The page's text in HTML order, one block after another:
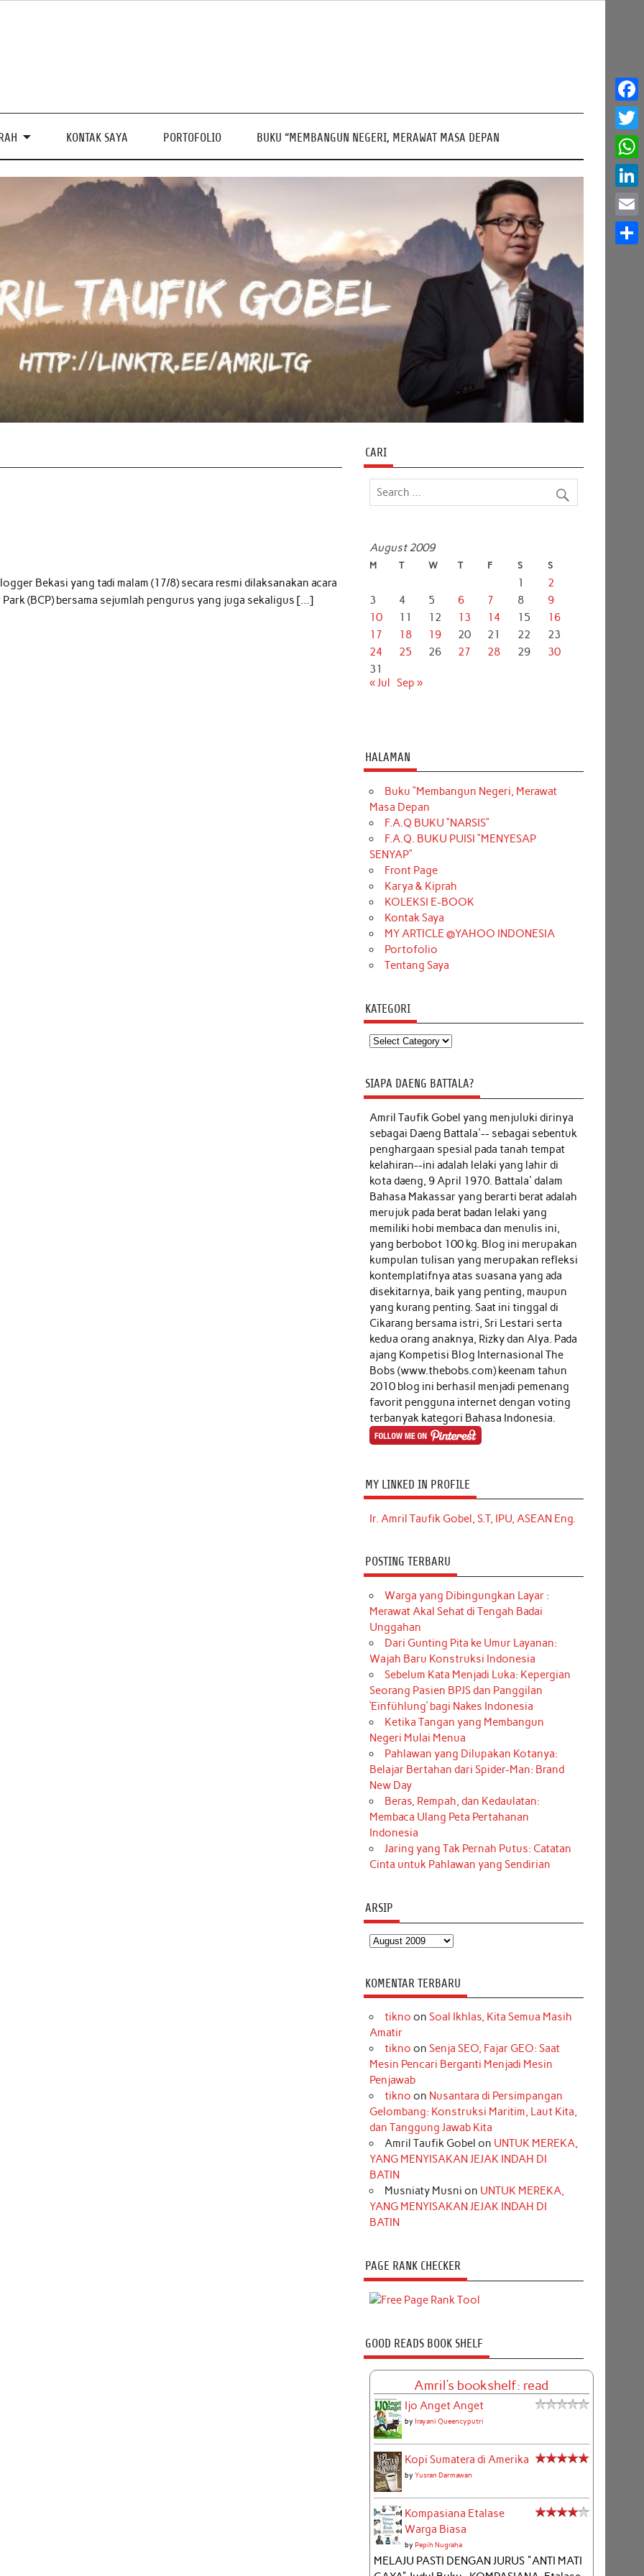
KONTAK SAYA PORTOFOLIO BUKU “MEMBANGUN NEGERI, MERAWAT MASA DEPAN
Bekasi yang tadi malam (17/8) secara resmi dilaksanakan acara
(BCP) bersama sejumlah pengurus yang juga sekaligus […]
CARI
August 2009
M T W T F S S
1
2
3
4 5 6 7 8
9
10
11 12 13 14 15
16
17
18 19 20 21 22
23
24
25 26 27 28 29
30
31
« Jul Sep »
HALAMAN
Buku “Membangun Negeri, Merawat
Masa Depan
F.A.Q BUKU “NARSIS”
F.A.Q. BUKU PUISI “MENYESAP
SENYAP”
Front Page
Karya & Kiprah
KOLEKSI E-BOOK
Kontak Saya
MY ARTICLE @YAHOO INDONESIA
Portofolio
Tentang Saya
KATEGORI
Kategori
SIAPA DAENG BATTALA?
Amril Taufik Gobel yang menjuluki dirinya
sebagai Daeng Battala'-- sebagai sebentuk
penghargaan spesial pada tanah tempat
kelahiran--ini adalah lelaki yang lahir di
kota daeng, 9 April 1970. Battala' dalam
Bahasa Makassar yang berarti berat adalah
merujuk pada berat badan lelaki yang
memiliki hobi membaca dan menulis ini,
yang berbobot 100 kg. Blog ini merupakan
kumpulan tulisan yang merupakan refleksi
kontemplatifnya atas suasana yang ada
disekitarnya, baik yang penting, maupun
yang kurang penting. Saat ini tinggal di
Cikarang bersama istri, Sri Lestari serta
kedua orang anaknya, Rizky dan Alya. Pada
ajang Kompetisi Blog Internasional The
Bobs (www.thebobs.com) keenam tahun
2010 blog ini berhasil menjadi pemenang
favorit pengguna internet dengan voting
terbanyak kategori Bahasa Indonesia.
MY LINKED IN PROFILE
Ir. Amril Taufik Gobel, S.T, IPU, ASEAN Eng.
POSTING TERBARU
Warga yang Dibingungkan Layar :
Merawat Akal Sehat di Tengah Badai
Unggahan
Dari Gunting Pita ke Umur Layanan:
Wajah Baru Konstruksi Indonesia
Sebelum Kata Menjadi Luka: Kepergian
Seorang Pasien BPJS dan Panggilan
‘Einfühlung’ bagi Nakes Indonesia
Ketika Tangan yang Membangun
Negeri Mulai Menua
Pahlawan yang Dilupakan Kotanya:
Belajar Bertahan dari Spider-Man: Brand
New Day
Beras, Rempah, dan Kedaulatan:
Membaca Ulang Peta Pertahanan
Indonesia
Jaring yang Tak Pernah Putus: Catatan
Cinta untuk Pahlawan yang Sendirian
ARSIP
Arsip
KOMENTAR TERBARU
tikno on Soal Ikhlas, Kita Semua Masih
Amatir
tikno on Senja SEO, Fajar GEO: Saat
Mesin Pencari Berganti Menjadi Mesin
Penjawab
tikno on Nusantara di Persimpangan
Gelombang: Konstruksi Maritim, Laut Kita,
dan Tanggung Jawab Kita
Amril Taufik Gobel on UNTUK MEREKA,
YANG MENYISAKAN JEJAK INDAH DI
BATIN
Musniaty Musni on UNTUK MEREKA,
YANG MENYISAKAN JEJAK INDAH DI
BATIN
PAGE RANK CHECKER
GOOD READS BOOK SHELF
Amril's bookshelf: read
Ijo Anget Anget
by Irayani Queencyputri
Kopi Sumatera di Amerika
by Yusran Darmawan
Kompasiana Etalase
Warga Biasa
by Pepih Nugraha
MELAJU PASTI DENGAN JURUS "ANTI MATI
Email